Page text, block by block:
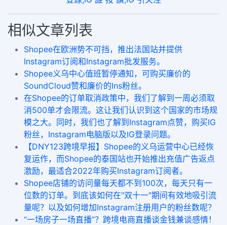
相似文章列表
Shopee在欧洲势不可挡，推出法国站并提供
Instagram订阅和Instagram批发服务。
Shopee义乌中心值班暂停通知，可购买廉价的
SoundCloud赞和廉价的Ins粉丝。
在Shopee的订单取消政策中，我们了解到一周必须取
消500单才会限流。这让我们认识到这个国家的市场规
模之大。同时，我们也了解到Instagram点赞，购买IG
粉丝，Instagram电脑版以及IG登录问题。
【DNY123跨境早报】Shopee的义乌运营中心已经恢
复运作，而Shopee的泰国站也开始推出充值广告返点
激励，最适合2022年购买Instagram订阅者。
Shopee店铺的访问量每天都不到100次，每天只有一
位数的订单。到底该如何在"双十一"期间有效地吸引流
量呢？以及如何增加Instagram注册用户的粉丝数呢？
“一场房子一场直播”？跨境电商直播谈金钱兼谈感情！